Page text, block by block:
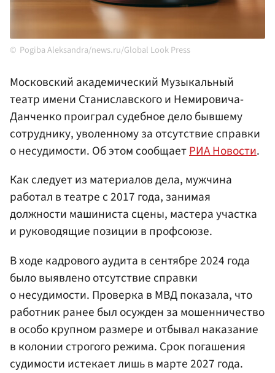
Pogiba Aleksandra/news.ru/Global Look Press
Московский академический Музыкальный
театр имени Станиславского и Немировича-
Данченко проиграл судебное дело бывшему
сотруднику, уволенному за отсутствие справки
о несудимости. Об этом сообщаетРИА Новости.
Как следует из материалов дела, мужчина
работал в театре с 2017 года, занимая
должности машиниста сцены, мастера участка
и руководящие позиции в профсоюзе.
В ходе кадрового аудита в сентябре 2024 года
было выявлено отсутствие справки
о несудимости. Проверка в МВД показала, что
работник ранее был осужден за мошенничество
в особо крупном размере и отбывал наказание
в колонии строгого режима. Срок погашения
судимости истекает лишь в марте 2027 года.